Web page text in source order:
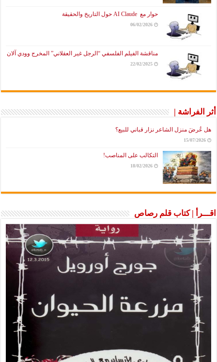
حوار مع AI Claude حول التاريخ والحقيقة
06/02/2026
مناقشة الفيلم الفلسفي “الرجل غير العقلاني” المخرج وودي آلان
22/02/2025
|
منزل الشاعر نزار قباني للبيع؟
15/07/
التكالب على المناصب!
18/02/2026
| كتاب قلم رصاص